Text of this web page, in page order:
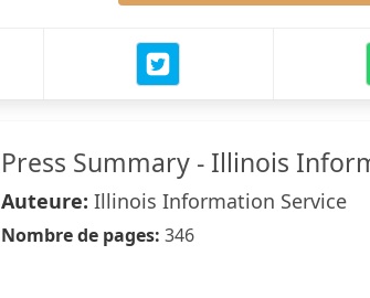
Press Summary - Illinois
Auteure: Illinois Information Service
Nombre de pages: 346